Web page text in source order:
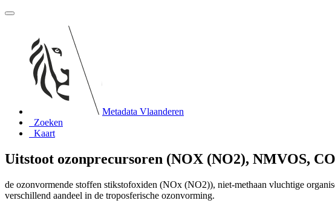
Metadata Vlaanderen
Zoeken
Kaart
Uitstoot ozonprecursoren (NOX (NO2), NMVOS,
de ozonvormende stoffen stikstofoxiden (NOx (NO2)), niet-methaan vluchtige
verschillend aandeel in de troposferische ozonvorming.